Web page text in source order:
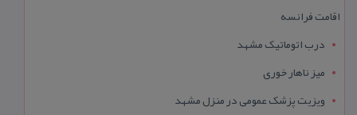
اقامت فرانسه
درب اتوماتیک مشهد
میز ناهار خوری
ویزیت پزشک عمومی در منزل مشهد